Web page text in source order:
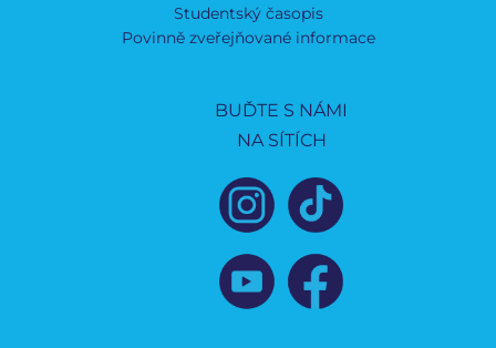
Studentský časopis
Povinně zveřejňované informace
BUĎTE S NÁMI
NA SÍTÍCH